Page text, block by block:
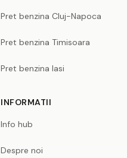
Pret benzina Cluj-Napoca
Pret benzina Timisoara
Pret benzina Iasi
INFORMATII
Info hub
Despre noi